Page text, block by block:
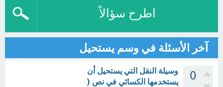
اطرح سؤالاً
آخر الأسئلة في وسم يستحيل
0
وسيلة النقل التي يستحيل أن
يستخدمها الكسائي في نص (